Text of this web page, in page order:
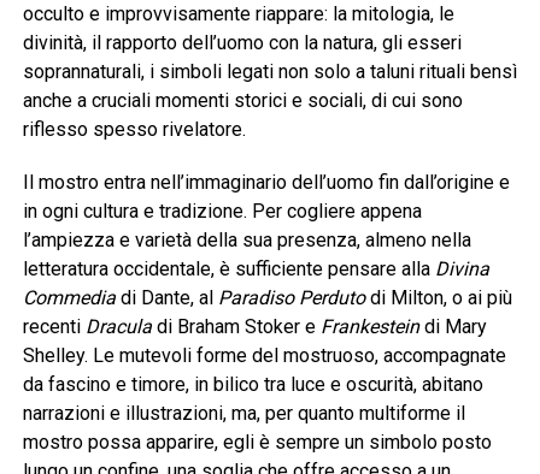
occulto e improvvisamente riappare: la mitologia, le
divinità, il rapporto dell’uomo con la natura, gli esseri
soprannaturali, i simboli legati non solo a taluni rituali bensì
anche a cruciali momenti storici e sociali, di cui sono
riflesso spesso rivelatore.
Il mostro entra nell’immaginario dell’uomo fin dall’origine e
in ogni cultura e tradizione. Per cogliere appena
l’ampiezza e varietà della sua presenza, almeno nella
letteratura occidentale, è sufficiente pensare alla Divina
Commediadi Dante, al Paradiso Perdutodi Milton, o ai più
recenti Draculadi Braham Stoker e Frankesteindi Mary
Shelley. Le mutevoli forme del mostruoso, accompagnate
da fascino e timore, in bilico tra luce e oscurità, abitano
narrazioni e illustrazioni, ma, per quanto multiforme il
mostro possa apparire, egli è sempre un simbolo posto